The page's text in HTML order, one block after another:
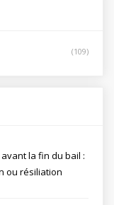
(109)
la fin du bail :
ou résiliation